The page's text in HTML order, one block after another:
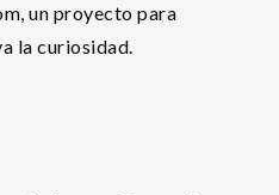
un proyecto para
la curiosidad.